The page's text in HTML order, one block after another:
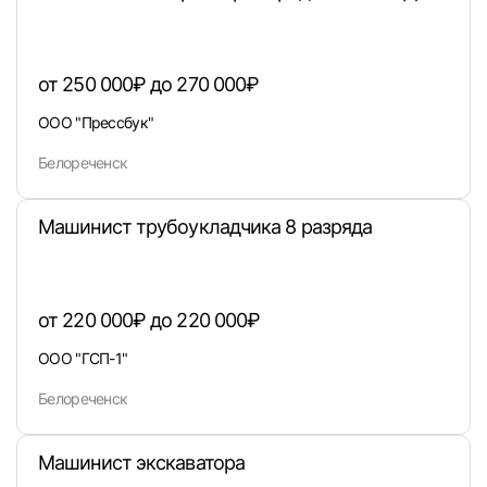
Войти с VK ID
Вход по коду
от 250 000₽ до 270 000₽
ООО "Прессбук"
Белореченск
Машинист трубоукладчика 8 разряда
от 220 000₽ до 220 000₽
ООО "ГСП-1"
Белореченск
Машинист экскаватора